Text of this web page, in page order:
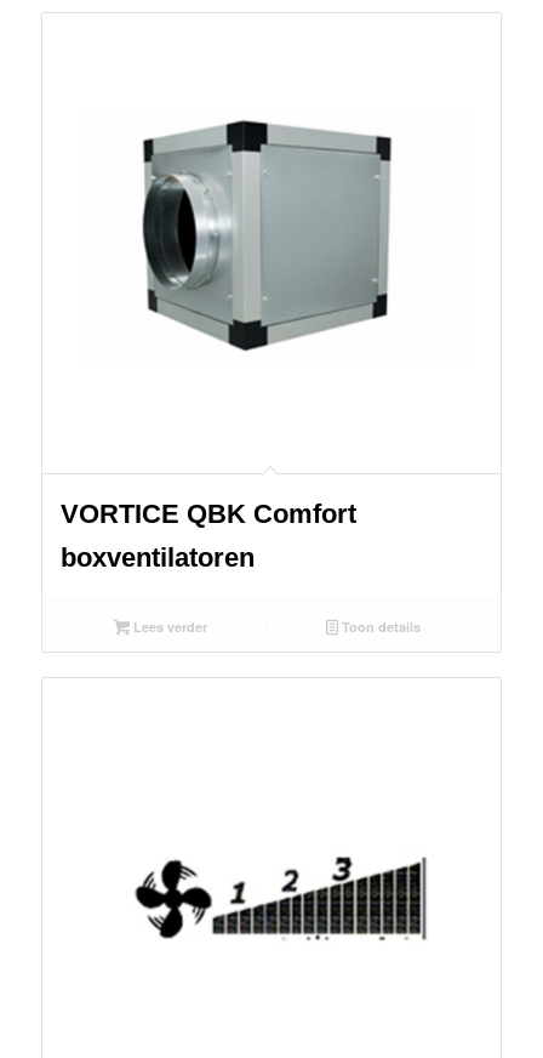
VORTICE QBK Comfort
boxventilatoren
Lees verder Toon details